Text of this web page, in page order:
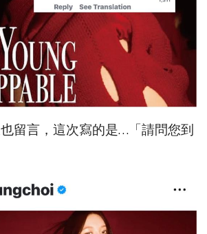
留言，這次寫的是…「請問您到